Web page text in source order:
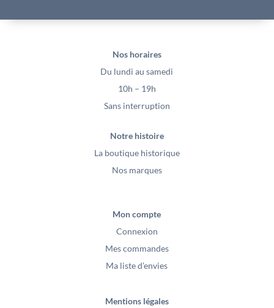
Nos horaires
Du lundi au samedi
10h – 19h
Sans interruption
Notre histoire
La boutique historique
Nos marques
Mon compte
Connexion
Mes commandes
Ma liste d’envies
Mentions légales